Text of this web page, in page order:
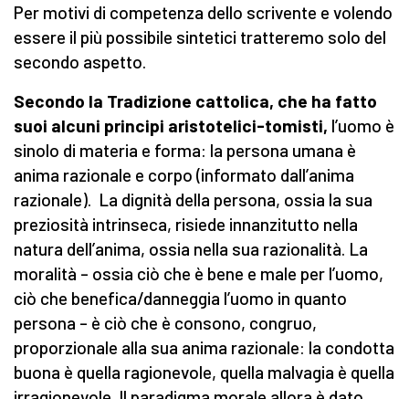
Per motivi di competenza dello scrivente e volendo
essere il più possibile sintetici tratteremo solo del
secondo aspetto.
Secondo la Tradizione cattolica, che ha fatto
suoi alcuni principi aristotelici-tomisti, l’uomo è
sinolo di materia e forma: la persona umana è
anima razionale e corpo (informato dall’anima
razionale). La dignità della persona, ossia la sua
preziosità intrinseca, risiede innanzitutto nella
natura dell’anima, ossia nella sua razionalità. La
moralità – ossia ciò che è bene e male per l’uomo,
ciò che benefica/danneggia l’uomo in quanto
persona – è ciò che è consono, congruo,
proporzionale alla sua anima razionale: la condotta
buona è quella ragionevole, quella malvagia è quella